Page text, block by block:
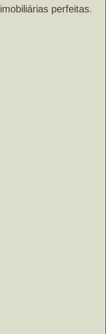
imobiliárias perfeitas.